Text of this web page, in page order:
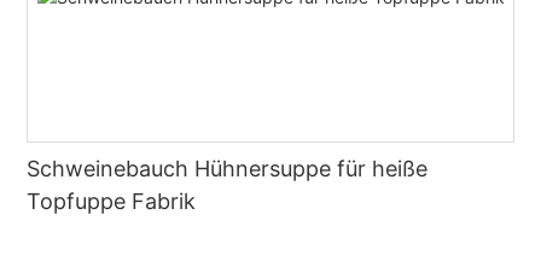
Schweinebauch Hühnersuppe für heiße
Topfuppe Fabrik